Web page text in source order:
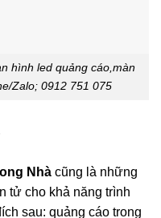
hình led quảng cáo,màn
Zalo; 0912 751 075
Nhà cũng là những
tử cho khả năng trình
sau: quảng cáo trong